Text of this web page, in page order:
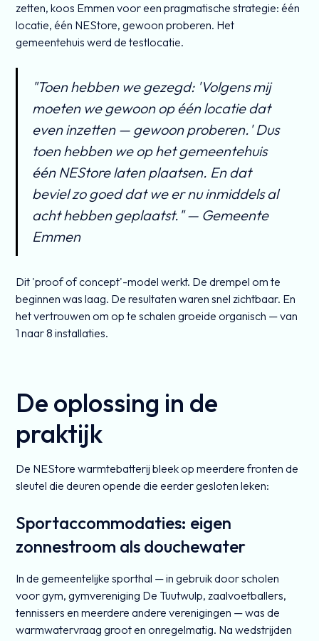
zetten, koos Emmen voor een pragmatische strategie: één
locatie, één NEStore, gewoon proberen. Het
gemeentehuis werd de testlocatie.
"Toen hebben we gezegd: 'Volgens mij
moeten we gewoon op één locatie dat
even inzetten — gewoon proberen.' Dus
toen hebben we op het gemeentehuis
één NEStore laten plaatsen. En dat
beviel zo goed dat we er nu inmiddels al
acht hebben geplaatst." — Gemeente
Emmen
Dit 'proof of concept'-model werkt. De drempel om te
beginnen was laag. De resultaten waren snel zichtbaar. En
het vertrouwen om op te schalen groeide organisch — van
1 naar 8 installaties.
De oplossing in de
praktijk
De NEStore warmtebatterij bleek op meerdere fronten de
sleutel die deuren opende die eerder gesloten leken:
Sportaccommodaties: eigen
zonnestroom als douchewater
In de gemeentelijke sporthal — in gebruik door scholen
voor gym, gymvereniging De Tuutwulp, zaalvoetballers,
tennissers en meerdere andere verenigingen — was de
warmwatervraag groot en onregelmatig. Na wedstrijden